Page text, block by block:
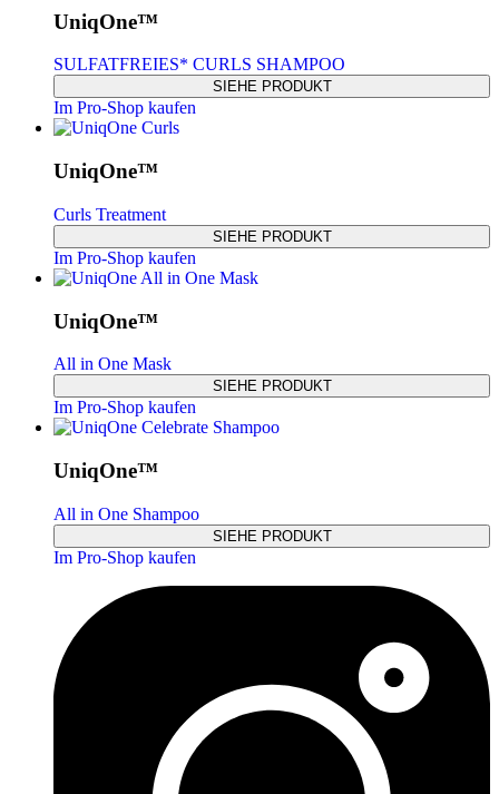
UniqOne™
SULFATFREIES* CURLS SHAMPOO
SIEHE PRODUKT
Im Pro-Shop kaufen
UniqOne™
Curls Treatment
SIEHE PRODUKT
Im Pro-Shop kaufen
UniqOne™
All in One Mask
SIEHE PRODUKT
Im Pro-Shop kaufen
UniqOne™
All in One Shampoo
SIEHE PRODUKT
Im Pro-Shop kaufen